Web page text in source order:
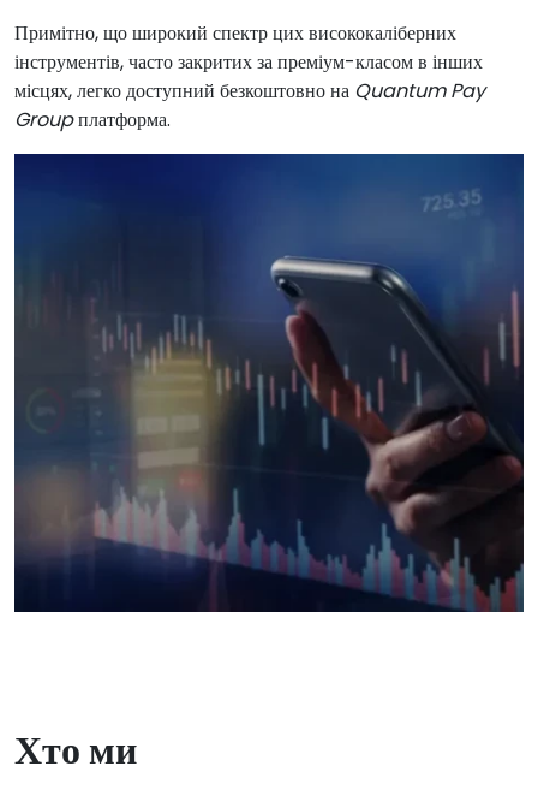
Примітно, що широкий спектр цих висококаліберних
інструментів, часто закритих за преміум-класом в інших
місцях, легко доступний безкоштовно на Quantum Pay
Groupплатформа.
Хто ми